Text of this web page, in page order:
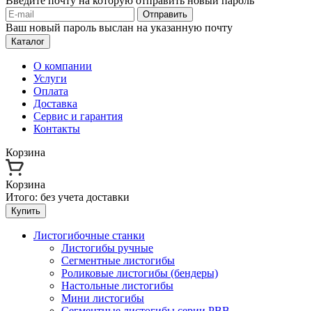
Отправить
Ваш новый пароль выслан на указанную почту
Каталог
О компании
Услуги
Оплата
Доставка
Сервис и гарантия
Контакты
Корзина
Корзина
Итого: без учета доставки
Купить
Листогибочные станки
Листогибы ручные
Сегментные листогибы
Роликовые листогибы (бендеры)
Настольные листогибы
Мини листогибы